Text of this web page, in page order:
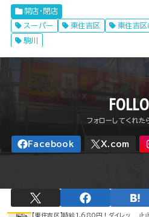
開店・閉店
スーパー
東住吉区 東住吉
駒川
【東住吉区】時給1,680円！ダイレッ 止